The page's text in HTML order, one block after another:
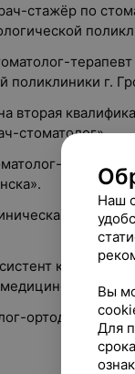
стажёр по
поликлиники г.
вторая
стоматолог».
терапевт
кафедры
ортодонт Сети
Наш
Вы
Для